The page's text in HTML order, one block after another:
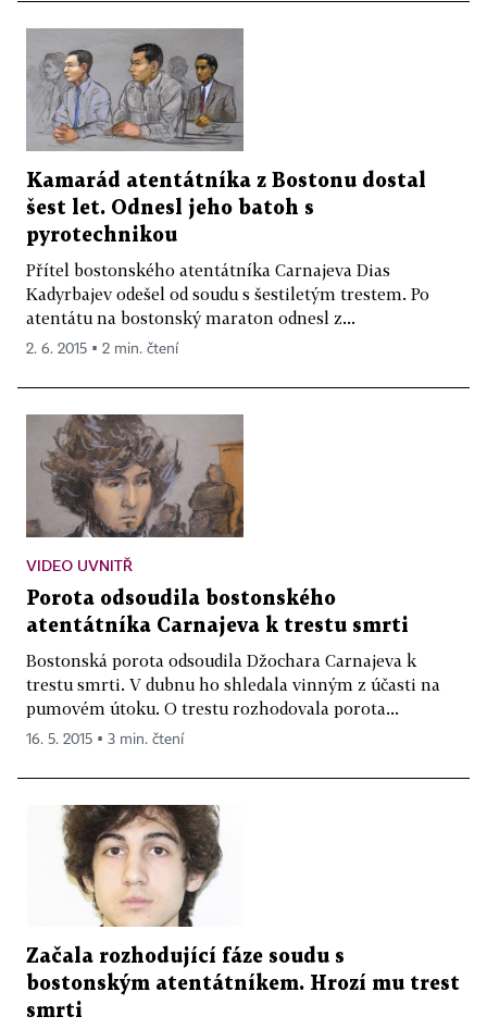
Kamarád atentátníka z Bostonu dostal
šest let. Odnesl jeho batoh s
pyrotechnikou
Přítel bostonského atentátníka Carnajeva Dias
Kadyrbajev odešel od soudu s šestiletým trestem. Po
atentátu na bostonský maraton odnesl z...
2. 6. 2015 ▪ 2 min. čtení
VIDEO UVNITŘ
Porota odsoudila bostonského
atentátníka Carnajeva k trestu smrti
Bostonská porota odsoudila Džochara Carnajeva k
trestu smrti. V dubnu ho shledala vinným z účasti na
pumovém útoku. O trestu rozhodovala porota...
16. 5. 2015 ▪ 3 min. čtení
Začala rozhodující fáze soudu s
bostonským atentátníkem. Hrozí mu trest
smrti